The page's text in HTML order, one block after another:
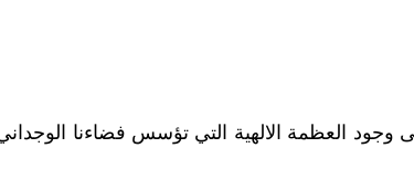
العظمة الالهية التي تؤسس فضاءنا